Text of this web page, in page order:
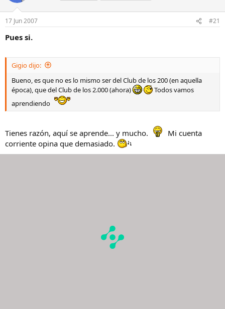
17 Jun 2007 #21
Pues si.
Gigio dijo:
Bueno, es que no es lo mismo ser del Club de los 200 (en aquella
época), que del Club de los 2.000 (ahora)
Todos vamos
aprendiendo
Tienes razón, aquí se aprende... y mucho.
Mi cuenta
corriente opina que demasiado.